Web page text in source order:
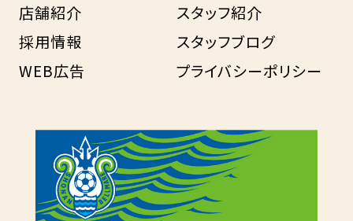
店舗紹介
スタッフ紹介
採用情報
スタッフブログ
WEB広告
プライバシーポリシー